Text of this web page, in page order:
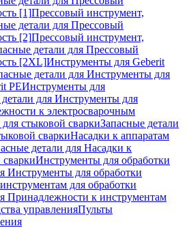
[1]Прессовый инструмент,
детали для Прессовый
[2]Прессовый инструмент,
детали для Прессовый
[2XL]Инструменты для Geberit
детали для Инструменты для
PEИнструменты для
для Инструменты для
к электросварочным
стыковой сваркиЗапасные детали
сваркиНасадки к аппаратам
детали для Насадки к
сваркиИнструменты для обработки
Инструменты для обработки
для обработки
Принадлежности к инструментам
управленияПульты